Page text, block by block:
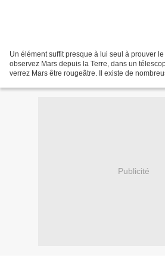
Un élément suffit presque à lui seul à prouver
observez Mars depuis la Terre, dans un
verrez Mars être rougeâtre. Il existe de
Publicité